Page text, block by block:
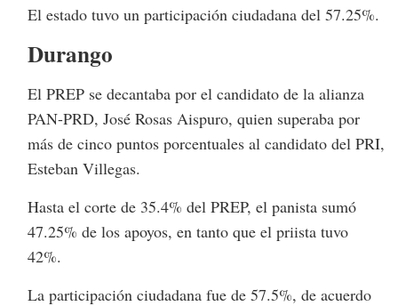
El estado tuvo un participación ciudadana del 57.25%.
Durango
El PREP se decantaba por el candidato de la alianza
PAN-PRD, José Rosas Aispuro, quien superaba por
más de cinco puntos porcentuales al candidato del PRI,
Esteban Villegas.
Hasta el corte de 35.4% del PREP, el panista sumó
47.25% de los apoyos, en tanto que el priista tuvo
42%.
La participación ciudadana fue de 57.5%, de acuerdo